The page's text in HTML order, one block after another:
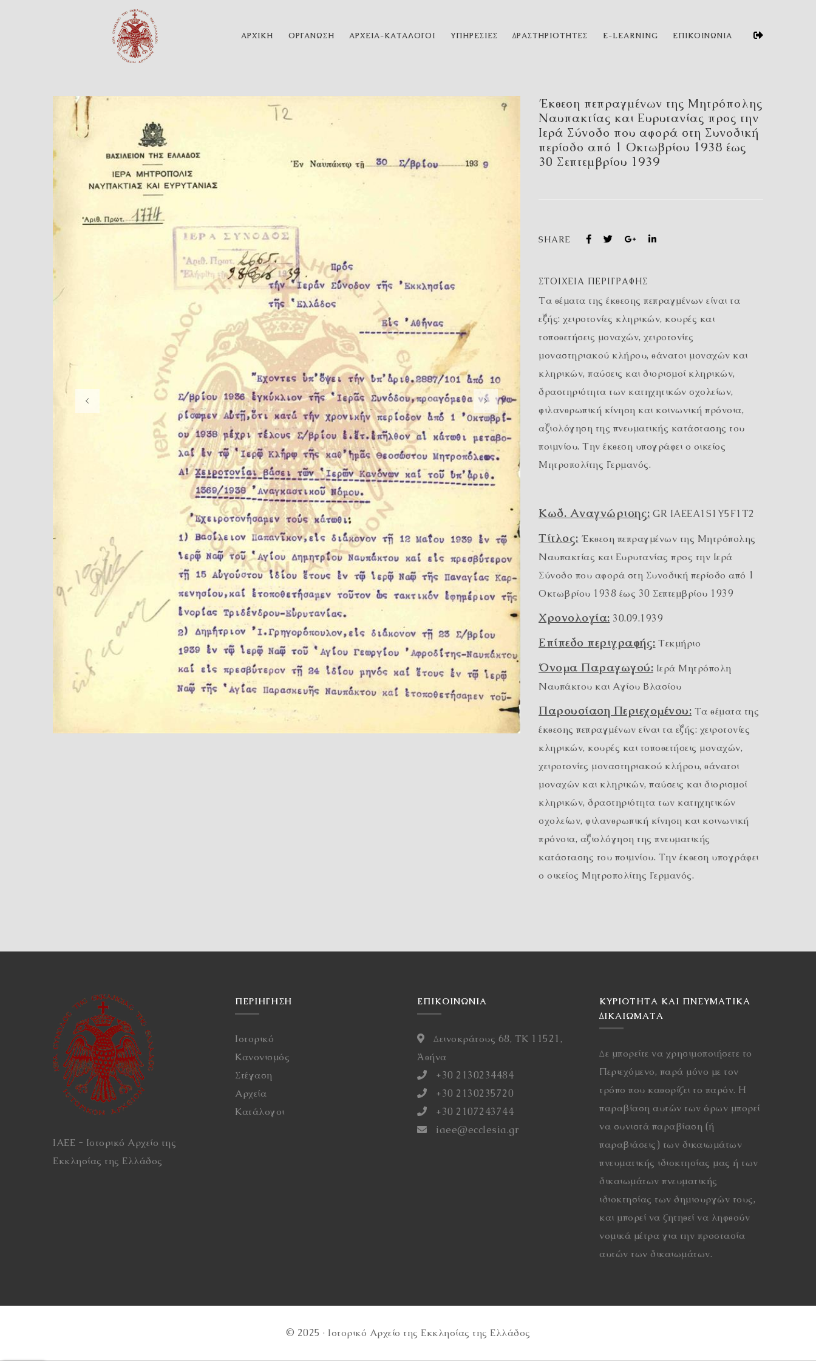
ΑΡΧΙΚΗ ΟΡΓΑΝΩΣΗ ΑΡΧΕΙΑ-ΚΑΤΑΛΟΓΟΙ ΥΠΗΡΕΣΙΕΣ ΔΡΑΣΤΗΡΙΟΤΗΤΕΣ E-LEARNING ΕΠΙΚΟΙΝΩΝΙΑ
Έκθεση πεπραγμένων της Μητρόπολης
Ναυπακτίας και Ευρυτανίας προς την
Ιερά Σύνοδο που αφορά στη Συνοδική
περίοδο από 1 Οκτωβρίου 1938 έως
30 Σεπτεμβρίου 1939
SHARE
ΣΤΟΙΧΕΊΑ ΠΕΡΙΓΡΑΦΉΣ
Τα θέματα της έκθεσης πεπραγμένων είναι τα
εξής: χειροτονίες κληρικών, κουρές και
τοποθετήσεις μοναχών, χειροτονίες
μοναστηριακού κλήρου, θάνατοι μοναχών και
κληρικών, παύσεις και διορισμοί κληρικών,
δραστηριότητα των κατηχητικών σχολείων,
φιλανθρωπική κίνηση και κοινωνική πρόνοια,
αξιολόγηση της πνευματικής κατάστασης του
ποιμνίου. Την έκθεση υπογράφει ο οικείος
Μητροπολίτης Γερμανός.
Κωδ. Αναγνώρισης: GR IAEEA1S1Y5F1T2
Τίτλος: Έκθεση πεπραγμένων της Μητρόπολης
Ναυπακτίας και Ευρυτανίας προς την Ιερά
Σύνοδο που αφορά στη Συνοδική περίοδο από 1
Οκτωβρίου 1938 έως 30 Σεπτεμβρίου 1939
Χρονολογία: 30.09.1939
Επίπεδο περιγραφής: Τεκμήριο
Όνομα Παραγωγού: Ιερά Μητρόπολη
Ναυπάκτου και Αγίου Βλασίου
Παρουσίαση Περιεχομένου: Τα θέματα της
έκθεσης πεπραγμένων είναι τα εξής: χειροτονίες
κληρικών, κουρές και τοποθετήσεις μοναχών,
χειροτονίες μοναστηριακού κλήρου, θάνατοι
μοναχών και κληρικών, παύσεις και διορισμοί
κληρικών, δραστηριότητα των κατηχητικών
σχολείων, φιλανθρωπική κίνηση και κοινωνική
πρόνοια, αξιολόγηση της πνευματικής
κατάστασης του ποιμνίου. Την έκθεση υπογράφει
ο οικείος Μητροπολίτης Γερμανός.
ΙΑΕΕ - Ιστορικό Αρχείο της
Εκκλησίας της Ελλάδος
ΠΕΡΙΉΓΗΣΗ
Ιστορικό
Κανονισμός
Στέγαση
Αρχεία
Κατάλογοι
ΕΠΙΚΟΙΝΩΝΙΑ
Δεινοκράτους 68, ΤΚ 11521,
Ἀθήνα
+30 2130234484
+30 2130235720
+30 2107243744
iaee@ecclesia.gr
ΚΥΡΙΌΤΗΤΑ ΚΑΙ ΠΝΕΥΜΑΤΙΚΆ
ΔΙΚΑΙΏΜΑΤΑ
Δε μπορείτε να χρησιμοποιήσετε το
Περιεχόμενο, παρά μόνο με τον
τρόπο που καθορίζει το παρόν. Η
παραβίαση αυτών των όρων μπορεί
να συνιστά παραβίαση (ή
παραβιάσεις) των δικαιωμάτων
πνευματικής ιδιοκτησίας μας ή των
δικαιωμάτων πνευματικής
ιδιοκτησίας των δημιουργών τους,
και μπορεί να ζητηθεί να ληφθούν
νομικά μέτρα για την προστασία
αυτών των δικαιωμάτων.
© 2025 · Ιστορικό Αρχείο της Εκκλησίας της Ελλάδος